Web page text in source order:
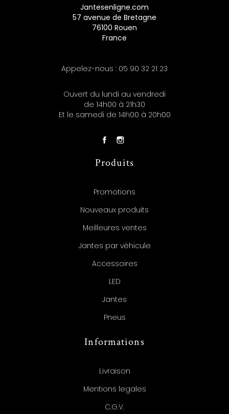
Jantesenligne.com
57 avenue de Bretagne
76100 Rouen
France
Appelez-nous : 05 90 32 21 23
Ouvert du lundi au vendredi
de 14h00 à 21h30
Et le samedi de 14h00 à 20h00
Produits
Promotions
Nouveaux produits
Meilleures ventes
Jantes par véhicule
Accessoires
LED
Jantes
Pneus
Informations
Livraison
Mentions legales
C.G.V.